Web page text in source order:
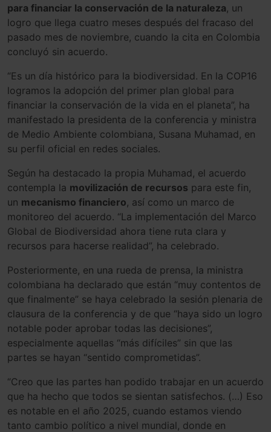
para financiar la conservación de la naturaleza, un
logro que llega cuatro meses después del fracaso del
pasado mes de noviembre, cuando la cita en Colombia
concluyó sin acuerdo.
“Es un día histórico para la biodiversidad. En la COP16
logramos la adopción del primer plan global para
financiar la conservación de la vida en el planeta”, ha
manifestado la presidenta de la conferencia y ministra
de Medio Ambiente colombiana, Susana Muhamad, en
su perfil oficial en redes sociales.
Según ha destacado la propia Muhamad, el acuerdo
contempla la movilización de recursos para este fin,
un mecanismo financiero, así como un marco de
monitoreo del acuerdo. “La implementación del Marco
Global de Biodiversidad ahora tiene ruta clara y
recursos para hacerse realidad”, ha celebrado.
Posteriormente, en una rueda de prensa, la ministra
colombiana ha declarado que están “muy contentos de
que finalmente” se haya celebrado la sesión plenaria de
clausura de la conferencia y de que “haya sido un logro
notable poder aprobar todas las decisiones”,
especialmente aquellas “más difíciles” sin que las
partes se hayan “sentido comprometidas”.
“Creo que las partes han podido trabajar en un acuerdo
que ha hecho que todos se sientan satisfechos. (…) Eso
es notable en el año 2025, cuando estamos viendo
tanto cambio político a nivel mundial, donde en